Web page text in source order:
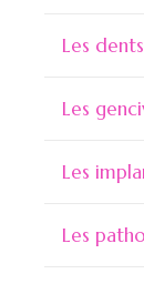
Les
Les
Les
Les